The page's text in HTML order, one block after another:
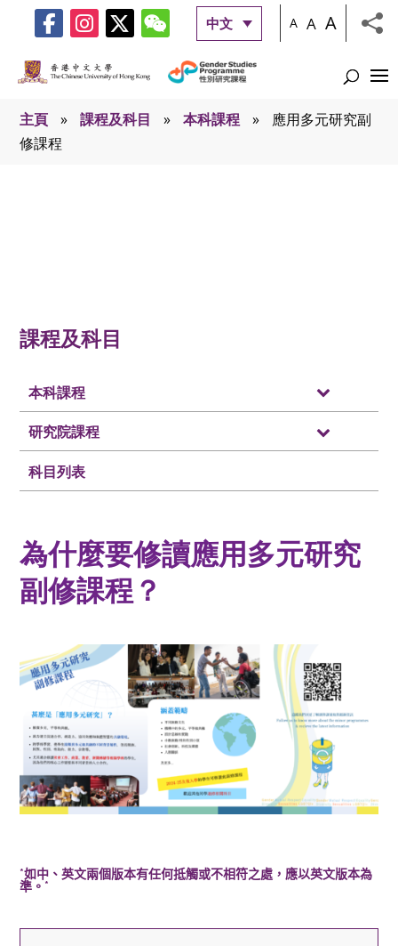
中文 A A A
主頁 » 課程及科目 » 本科課程 »
應用多元研究副
修課程
課程及科目
本科課程
研究院課程
科目列表
為什麼要修讀應用多元研究
副修課程？
*如中、英文兩個版本有任何抵觸或不相符之處，應以英文版本為
準 。*